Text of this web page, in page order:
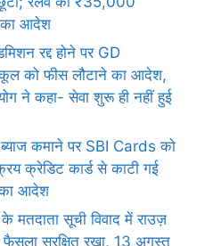
आदेश
रद्द होने पर GD
को फीस लौटाने का आदेश,
ने कहा- सेवा शुरू ही नहीं हुई
कमाने पर SBI Cards को
क्रेडिट कार्ड से काटी गई
का आदेश
के मतदाता सूची विवाद में राउज़
फैसला सुरक्षित रखा, 13 अगस्त